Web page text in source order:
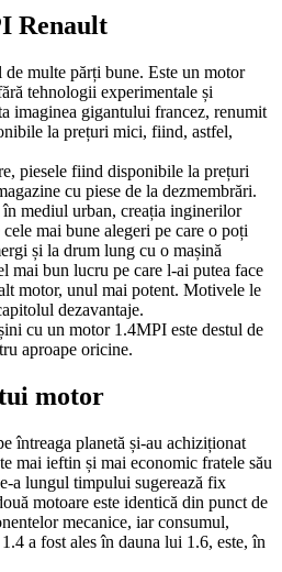
Renault
de multe părți bune. Este un motor
tehnologii experimentale și
imaginea gigantului francez, renumit
la prețuri mici, fiind, astfel,
piesele fiind disponibile la prețuri
cu piese de la dezmembrări.
mediul urban, creația inginerilor
mai bune alegeri pe care o poți
și la drum lung cu o mașină
mai bun lucru pe care l-ai putea face
motor, unul mai potent. Motivele le
dezavantaje.
cu un motor 1.4MPI este destul de
aproape oricine.
motor
întreaga planetă și-au achiziționat
mai ieftin și mai economic fratele său
a lungul timpului sugerează fix
motoare este identică din punct de
mecanice, iar consumul,
a fost ales în dauna lui 1.6, este, în